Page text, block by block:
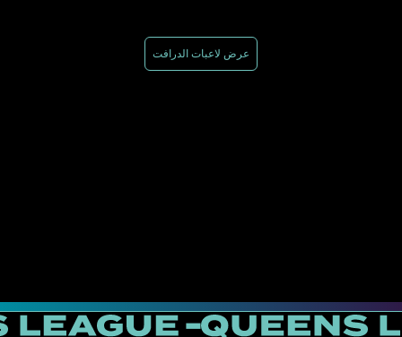
عرض لاعبات الدرافت